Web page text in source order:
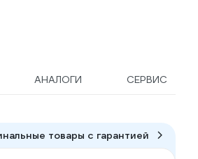
АНАЛОГИ СЕРВИС
товары c гарантией